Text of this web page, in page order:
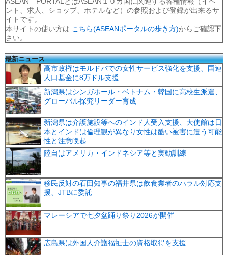
ント、求人、ショップ、ホテルなど）の参照および登録が出来るサ
イトです。
本サイトの使い方は こちら(ASEANポータルの歩き方)からご確認下
さい。
最新ニュース
高市政権はモルドバでの女性サービス強化を支援、国連
人口基金に8万ドル支援
新潟県はシンガポール・ベトナム・韓国に高校生派遣、
グローバル探究リーダー育成
新潟県は介護施設等へのインド人受入支援、大使館は日
本とインドは倫理観が異なり女性は酷い被害に遭う可能
性と注意喚起
陸自はアメリカ・インドネシア等と実動訓練
移民反対の石田知事の福井県は飲食業者のハラル対応支
援、JTBに委託
マレーシアで七夕盆踊り祭り2026が開催
広島県は外国人介護福祉士の資格取得を支援